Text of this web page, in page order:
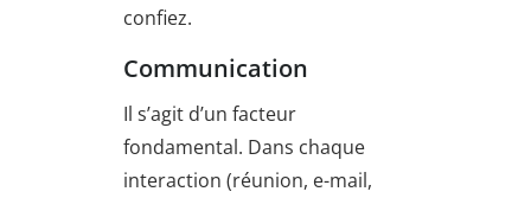
confiez.
Communication
Il s’agit d’un facteur
fondamental. Dans chaque
interaction (réunion, e-mail,